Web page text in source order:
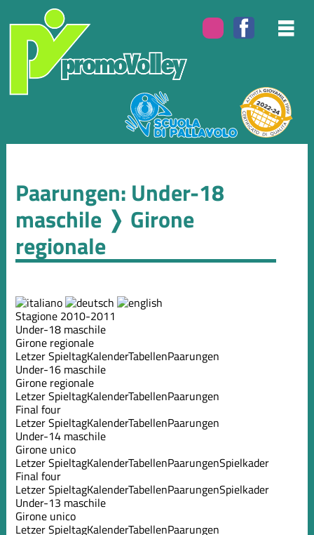
Paarungen: Under-18
maschile ❭ Girone
regionale
Stagione 2010-2011
Under-18 maschile
Girone regionale
Letzer SpieltagKalenderTabellenPaarungen
Under-16 maschile
Girone regionale
Letzer SpieltagKalenderTabellenPaarungen
Final four
Letzer SpieltagKalenderTabellenPaarungen
Under-14 maschile
Girone unico
Letzer SpieltagKalenderTabellenPaarungenSpielkader
Final four
Letzer SpieltagKalenderTabellenPaarungenSpielkader
Under-13 maschile
Girone unico
Letzer SpieltagKalenderTabellenPaarungen